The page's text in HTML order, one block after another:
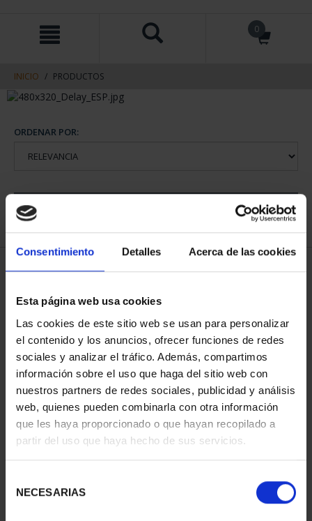
Consentimiento Detalles Acerca de las cookies
Esta página web usa cookies
Las cookies de este sitio web se usan para personalizar
el contenido y los anuncios, ofrecer funciones de redes
sociales y analizar el tráfico. Además, compartimos
información sobre el uso que haga del sitio web con
nuestros partners de redes sociales, publicidad y análisis
web, quienes pueden combinarla con otra información
que les haya proporcionado o que hayan recopilado a
partir del uso que haya hecho de sus servicios.
NECESARIAS
contenido
navegacin
0
INICIO PRODUCTOS
ORDENAR POR:
1 Productos encontrados
73,00 €